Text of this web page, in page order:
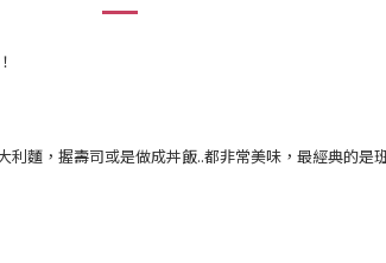
麵，握壽司或是做成丼飯..都非常美味， 最經典的是